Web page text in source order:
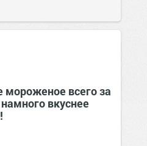
всего за
вкуснее